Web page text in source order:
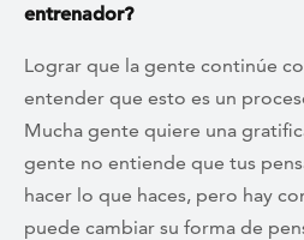
entrenador?
Lograr que la gente continúe
entender que esto es un
Mucha gente quiere una
gente no entiende que tus
hacer lo que haces, pero hay
puede cambiar su forma de